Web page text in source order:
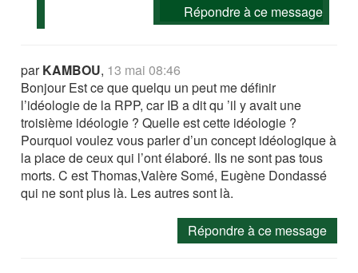
Répondre à ce message
parKAMBOU, 13 mai 08:46
Bonjour Est ce que quelqu un peut me définir
l’idéologie de la RPP, car IB a dit qu ’il y avait une
troisième idéologie ? Quelle est cette idéologie ?
Pourquoi voulez vous parler d’un concept idéologique à
la place de ceux qui l’ont élaboré. Ils ne sont pas tous
morts. C est Thomas,Valère Somé, Eugène Dondassé
qui ne sont plus là. Les autres sont là.
Répondre à ce message